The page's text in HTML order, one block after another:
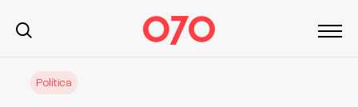
Política